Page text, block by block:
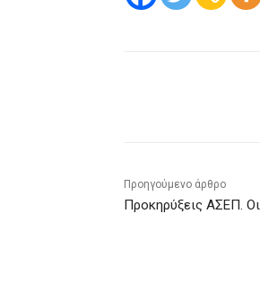
Προηγούμενο άρθρο
Προκηρύξεις ΑΣΕΠ. Οι